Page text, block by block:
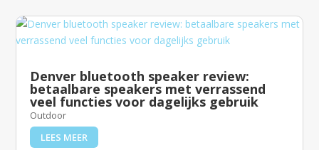
Denver bluetooth speaker review:
betaalbare speakers met verrassend
veel functies voor dagelijks gebruik
Outdoor
LEES MEER